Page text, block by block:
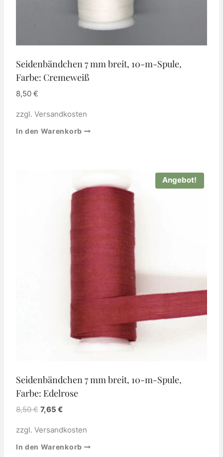
Seidenbändchen 7 mm breit, 10-m-Spule,
Farbe: Cremeweiß
8,50 €
zzgl. Versandkosten
In den Warenkorb
Angebot!
Seidenbändchen 7 mm breit, 10-m-Spule,
Farbe: Edelrose
8,50€ 7,65 €
zzgl. Versandkosten
In den Warenkorb